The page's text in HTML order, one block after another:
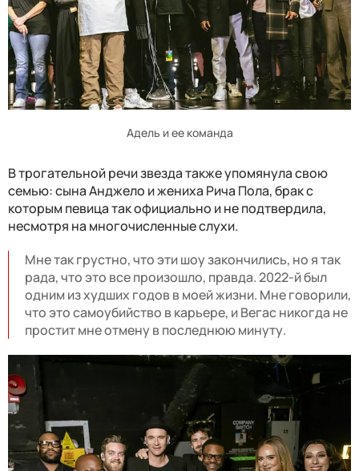
Адель и ее команда
В трогательной речи звезда также упомянула свою
семью: сына Анджело и жениха Рича Пола, брак с
которым певица так официально и не подтвердила,
несмотря на многочисленные слухи.
Мне так грустно, что эти шоу закончились, но я так
рада, что это все произошло, правда. 2022-й был
одним из худших годов в моей жизни. Мне говорили,
что это самоубийство в карьере, и Вегас никогда не
простит мне отмену в последнюю минуту.